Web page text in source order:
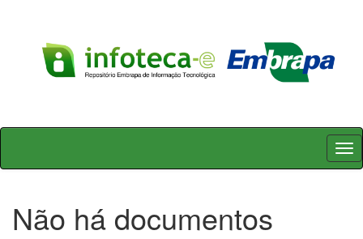
Skip
Não há documentos